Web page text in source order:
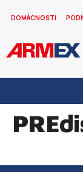
DOMÁCNOSTI